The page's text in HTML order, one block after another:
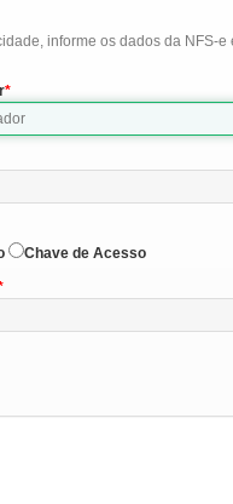
informe os dados da NFS-e
Chave de Acesso